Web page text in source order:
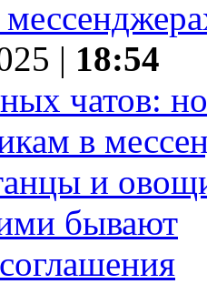
| 18:54
чатов:
в